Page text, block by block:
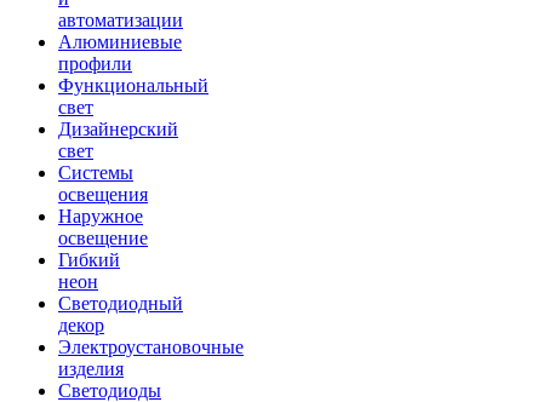
автоматизации
Алюминиевые
профили
Функциональный
свет
Дизайнерский
свет
Системы
освещения
Наружное
освещение
Гибкий
неон
Светодиодный
декор
Электроустановочные
изделия
Светодиоды